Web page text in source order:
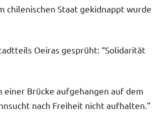
chilenischen Staat gekidnappt wurde
Oeiras gesprüht: “Solidarität
einer Brücke aufgehangen auf dem
nach Freiheit nicht aufhalten.”